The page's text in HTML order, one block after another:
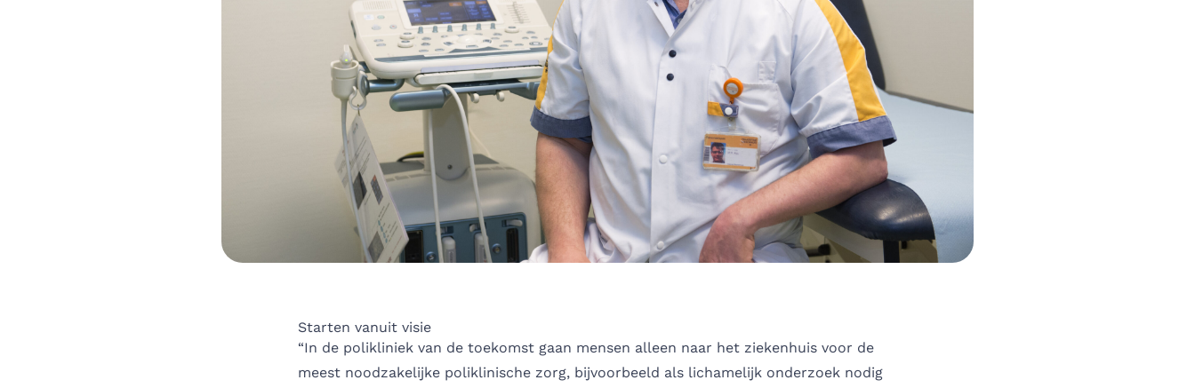
Starten vanuit visie
“In de polikliniek van de toekomst gaan mensen alleen naar het ziekenhuis voor de
meest noodzakelijke poliklinische zorg, bijvoorbeeld als lichamelijk onderzoek nodig